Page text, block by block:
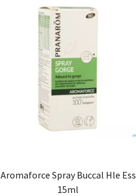
Aromaforce Spray Buccal Hle Ess
15ml